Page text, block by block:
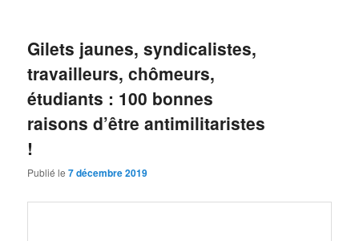
Gilets jaunes, syndicalistes,
travailleurs, chômeurs,
étudiants : 100 bonnes
raisons d’être antimilitaristes
!
Publié le7 décembre 2019